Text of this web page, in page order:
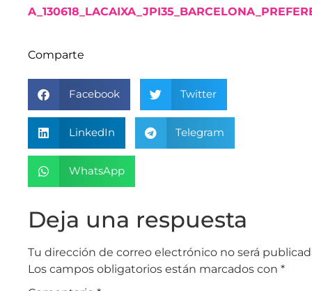
Comparte
Facebook Twitter
LinkedIn Telegram
WhatsApp
Deja una respuesta
Tu dirección de correo electrónico no será
Los campos obligatorios están marcados con *